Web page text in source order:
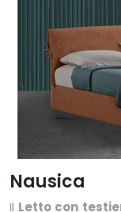
Nausica
Il Letto con